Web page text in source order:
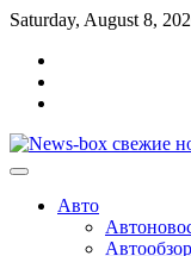
Перейти
содержимому
Saturday, August 8,
Авто